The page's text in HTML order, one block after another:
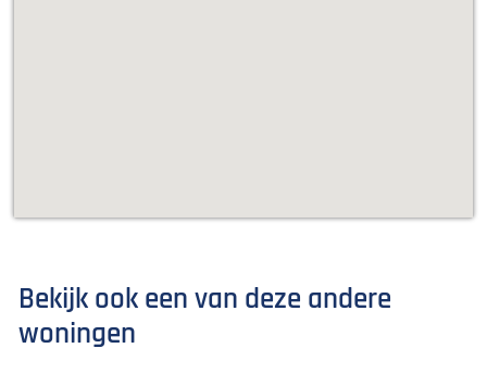
Bekijk ook een van deze andere
woningen